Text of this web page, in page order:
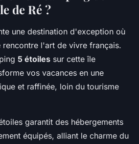
de Ré ?
une destination d'exception où
rencontre l'art de vivre français.
5 étoiles sur cette île
vos vacances en une
et raffinée, loin du tourisme
garantit des hébergements
équipés, alliant le charme du